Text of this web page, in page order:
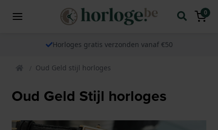
0
Horloges gratis verzonden vanaf €50
Oud Geld stijl horloges
Oud Geld Stijl horloges